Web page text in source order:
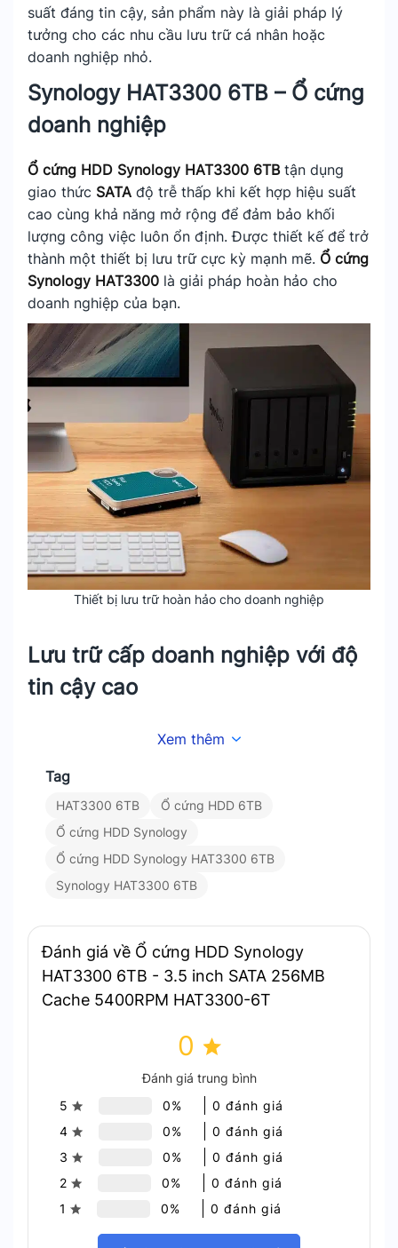
suất đáng tin cậy, sản phẩm này là giải pháp lý
tưởng cho các nhu cầu lưu trữ cá nhân hoặc
doanh nghiệp nhỏ.
Synology HAT3300 6TB – Ổ cứng
doanh nghiệp
Ổ cứng HDD Synology HAT3300 6TBtận dụng
giao thức SATA độ trễ thấp khi kết hợp hiệu suất
cao cùng khả năng mở rộng để đảm bảo khối
lượng công việc luôn ổn định. Được thiết kế để trở
thành một thiết bị lưu trữ cực kỳ mạnh mẽ. Ổ cứng
Synology HAT3300 là giải pháp hoàn hảo cho
doanh nghiệp của bạn.
Thiết bị lưu trữ hoàn hảo cho doanh nghiệp
Lưu trữ cấp doanh nghiệp với độ
tin cậy cao
Với tối đa lên 1 triệu giờ MTBF.
chế tạo để hoạt động hàng năm (24x7x365)
trong môi trường lưu trữ khắt khe nhất và được
bảo hành 3 năm.
Synology HAT3300 6TB – Tự
Tự động cập nhật và cài đặt chương trình cơ sở
bằng một cú nhấp chuột thông qua DSM. Giúp
giảm thiểu khối lượng công việc bảo trì và giảm
khả năng bỏ sót.
Xem thêm
Tag
HAT3300 6TB
Ổ cứng HDD 6TB
Ổ cứng HDD Synology
Ổ cứng HDD Synology HAT3300 6TB
Synology HAT3300 6TB
Đánh giá về Ổ cứng HDD Synology
HAT3300 6TB - 3.5 inch SATA 256MB
Cache 5400RPM HAT3300-6T
0
Đánh giá trung bình
5
0%
0 đánh giá
4
0%
0 đánh giá
3
0%
0 đánh giá
2
0%
0 đánh giá
1
0% 0 đánh giá